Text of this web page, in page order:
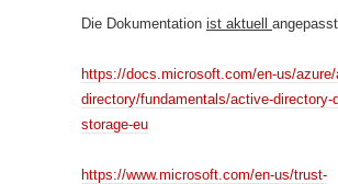
Die Dokumentation ist aktuell
https://docs.microsoft.com/en-us/
directory/fundamentals/active-directory-
storage-eu
https://www.microsoft.com/en-us/trust-